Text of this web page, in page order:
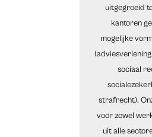
uitgegroeid
kantoren
mogelijke
sociaal
strafrecht).
voor zowel
uit alle